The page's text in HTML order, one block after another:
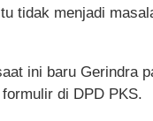
tidak menjadi
ini baru Gerindra
di DPD PKS.